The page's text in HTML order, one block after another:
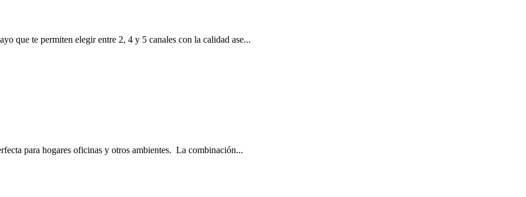
que te permiten elegir entre 2, 4 y 5 canales con la calidad ase...
para hogares oficinas y otros ambientes. La combinación...